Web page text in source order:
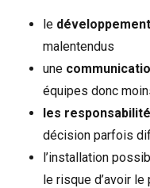
le
malentendus
une
équipes donc
les
décision parfois
l’installation
le risque d’avoir